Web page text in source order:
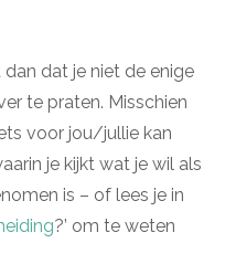
dan dat je niet de enige
te praten. Misschien
voor jou/jullie kan
je kijkt wat je wil als
is – of lees je in
?’ om te weten